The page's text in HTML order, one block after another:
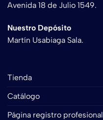
Avenida 18 de Julio 1549.
Nuestro Depósito
Martín Usabiaga Sala.
Tienda
Catálogo
Página registro profesional